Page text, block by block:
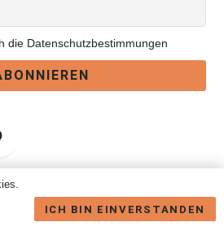
die Datenschutzbestimmungen
widerrufen
Nachricht entfernt.
ICH BIN EINVERSTANDEN